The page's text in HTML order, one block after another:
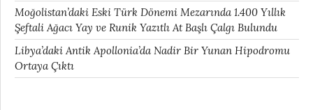
Moğolistan’daki Eski Türk Dönemi Mezarında 1.400 Yıllık
Şeftali Ağacı Yay ve Runik Yazıtlı At Başlı Çalgı Bulundu
Libya’daki Antik Apollonia’da Nadir Bir Yunan Hipodromu
Ortaya Çıktı